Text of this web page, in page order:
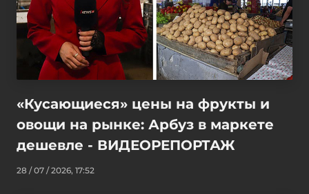
«Кусающиеся» цены на фрукты и
овощи на рынке: Арбуз в маркете
дешевле - ВИДЕОРЕПОРТАЖ
28 / 07 / 2026, 17:52